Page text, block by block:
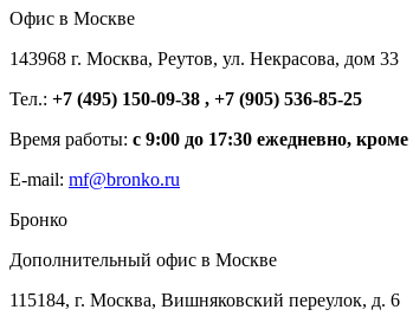
Офис в Москве
143968 г. Москва, Реутов, ул. Некрасова, дом 33
Тел.: +7 (495) 150-09-38 , +7 (905) 536-85-25
Время работы: с 9:00 до 17:30 ежедневно,
E-mail: mf@bronko.ru
Бронко
Дополнительный офис в Москве
115184, г. Москва, Вишняковский переулок, д. 6